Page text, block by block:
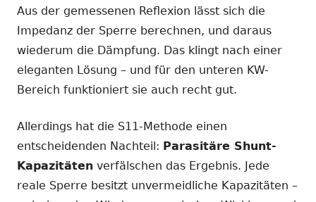
Aus der gemessenen Reflexion lässt sich die
Impedanz der Sperre berechnen, und daraus
wiederum die Dämpfung. Das klingt nach einer
eleganten Lösung – und für den unteren KW-
Bereich funktioniert sie auch recht gut.
Allerdings hat die S11-Methode einen
entscheidenden Nachteil: Parasitäre Shunt-
Kapazitäten verfälschen das Ergebnis. Jede
reale Sperre besitzt unvermeidliche Kapazitäten –